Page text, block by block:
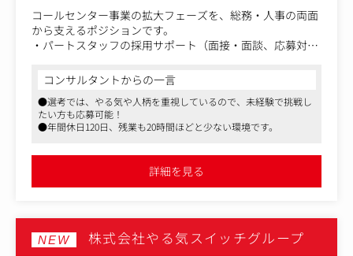
●データに基づくPDCAの提案 など
コールセンター事業の拡大フェーズを、総務・人事の両面
から支えるポジションです。
・パートスタッフの採用サポート（面接・面談、応募対
・勤怠・労務管理のサポート
・各種書類作成、データ入力・集計・管理
・備品・拠点まわりの管理、各種手配
・経理業務のサポート（分担に応じて）
・業務フロー改善、社内DX推進
コンサルタントからの一言
●選考では、やる気や人柄を重視しているので、未経験で挑戦し
たい方も応募可能！
●年間休日120日、残業も20時間ほどと少ない環境です。
詳細を見る
NEW 株式会社やる気スイッチグループ